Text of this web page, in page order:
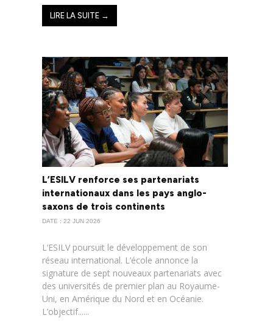
LIRE LA SUITE →
L’ESILV renforce ses partenariats
internationaux dans les pays anglo-
saxons de trois continents
DATE : 22 JUN 2026
L’ESILV poursuit le développement de son
réseau international. L’école annonce la
signature de sept nouveaux partenariats avec
des universités de premier plan au Royaume-
Uni, en Amérique du Nord et en Océanie.
L’objectif......